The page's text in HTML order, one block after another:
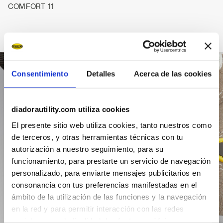
Consentimiento Detalles Acerca de las cookies
diadorautility.com utiliza cookies
El presente sitio web utiliza cookies, tanto nuestros como
de terceros, y otras herramientas técnicas con tu
autorización a nuestro seguimiento, para su
funcionamiento, para prestarte un servicio de navegación
personalizado, para enviarte mensajes publicitarios en
consonancia con tus preferencias manifestadas en el
ámbito de la utilización de las funciones y la navegación
en la red y para permitir interacción con las redes
COMFORT 11